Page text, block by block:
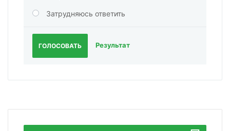
Затрудняюсь ответить
ГОЛОСОВАТЬ Результат